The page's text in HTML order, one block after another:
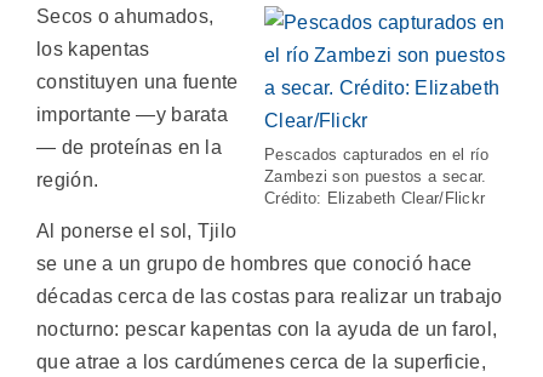
Pescados capturados en el río
Zambezi son puestos a secar.
Crédito: Elizabeth Clear/Flickr
Secos o ahumados,
los kapentas
constituyen una fuente
importante —y barata
— de proteínas en la
región.
Al ponerse el sol, Tjilo
se une a un grupo de hombres que conoció hace
décadas cerca de las costas para realizar un trabajo
nocturno: pescar kapentas con la ayuda de un farol,
que atrae a los cardúmenes cerca de la superficie,